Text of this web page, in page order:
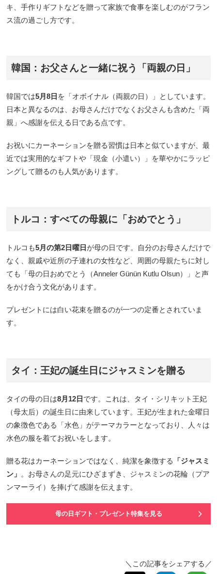
キ、手作りギフトなどを贈って家族で食事を楽しむのがフラン
ス流の過ごし方です。
韓国：お父さんと一緒に祝う「両親の日」
韓国では5月8日 を「オボイナル（両親の日）」としています。
日本と異なるのは、お母さんだけでなくお父さんも含めた「両
親」へ感謝を伝える日である点です。
お祝いにカーネーションを贈る習慣は日本と似ていますが、最
近では実用的なギフトや「現金（小遣い）」を華やかにラッピ
ングして贈るのも人気があります。
トルコ：すべての母親に「おめでとう」
トルコも5月の第2日曜日 が母の日です。自分のお母さんだけで
なく、親戚や近所の子連れの女性など、周囲の母親たちに対し
ても「母の日おめでとう（Anneler Günün Kutlu Olsun）」と声
をかけ合う文化があります。
プレゼントには白い花束を贈るのが一つの定番とされていま
す。
タイ：王妃の誕生日にジャスミンを贈る
タイの母の日は8月12日 です。これは、タイ・シリキット王妃
（母太后）の誕生日に由来しています。王妃が生まれた金曜日
の象徴色である「水色」がテーマカラーとなっており、人々は
水色の服を着てお祝いをします。
贈る花はカーネーションではなく、純潔を象徴する
「ジャスミ
ン」 。お母さんの足元にひざまずき、ジャスミンの花輪（プア
ンマーライ）を捧げて感謝を伝えます。
母の日ギフト・プレゼント特集を見る
＼この記事をシェアする／